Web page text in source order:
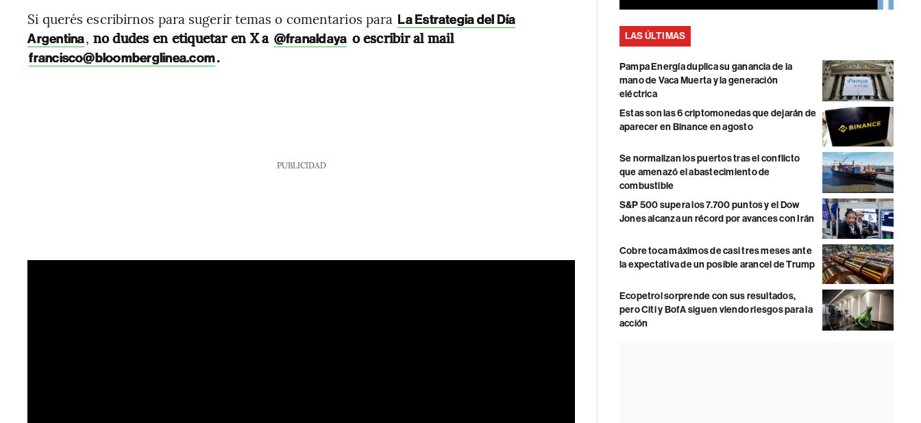
Si querés escribirnos para sugerir temas o comentarios para La Estrategia del Día
Argentina, no dudes en etiquetar en X a @franaldaya o escribir al mail
francisco@bloomberglinea.com.
PUBLICIDAD
LAS ÚLTIMAS
Pampa Energía duplica su ganancia de la
mano de Vaca Muerta y la generación
eléctrica
Estas son las 6 criptomonedas que dejarán de
aparecer en Binance en agosto
Se normalizan los puertos tras el conflicto
que amenazó el abastecimiento de
combustible
S&P 500 supera los 7.700 puntos y el Dow
Jones alcanza un récord por avances con Irán
Cobre toca máximos de casi tres meses ante
la expectativa de un posible arancel de Trump
Ecopetrol sorprende con sus resultados,
pero Citi y BofA siguen viendo riesgos para la
acción